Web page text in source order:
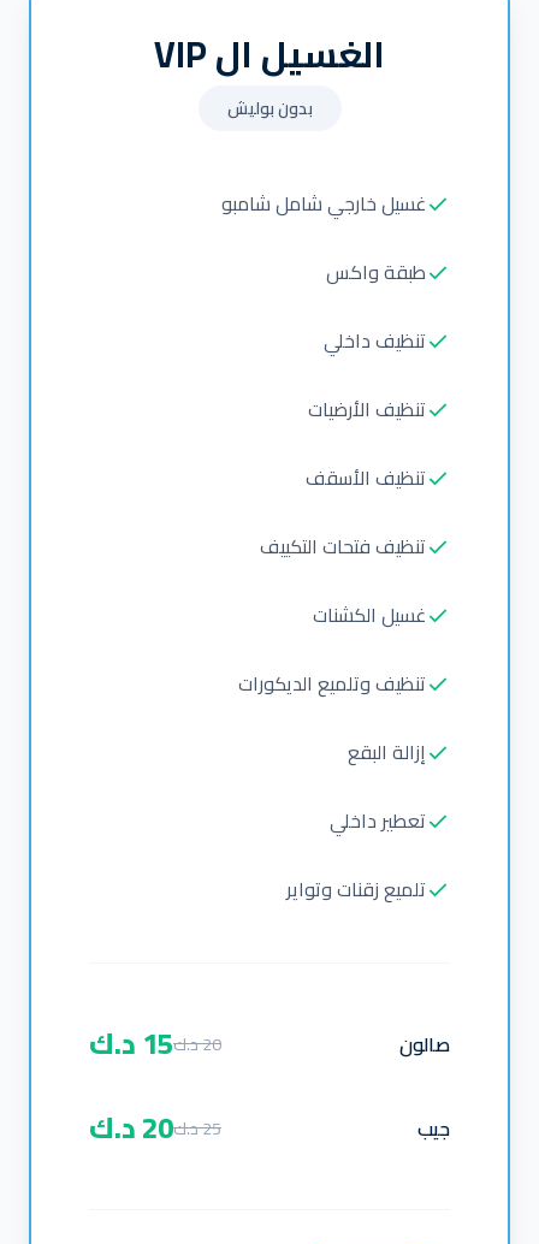
الغسيل ال VIP
بدون بوليش
غسيل خارجي شامل شامبو
طبقة واكس
تنظيف داخلي
تنظيف الأرضيات
تنظيف الأسقف
تنظيف فتحات التكييف
غسيل الكشنات
تنظيف وتلميع الديكورات
إزالة البقع
تعطير داخلي
تلميع زقنات وتواير
صالون 20 د.ك 15 د.ك
جيب 25 د.ك 20 د.ك